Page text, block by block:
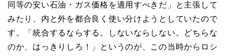
同等の安い石油・ガス価格を適用すべきだ」と主張して
みたり、内と外を都合良く使い分けようとしていたので
す。「統合するならする。しないならしない。どちらな
のか、はっきりしろ！」というのが、この当時からロシ